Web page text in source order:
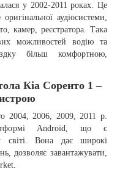
у 2002-2011 роках. Це
аудіосистеми,
камер, реєстратора. Така
можливостей водію та
більш комфортною,
Кіа Соренто 1 –
2004, 2006, 2009, 2011 р.
Android, що є
світі. Вона дає широкі
дозволяє завантажувати,